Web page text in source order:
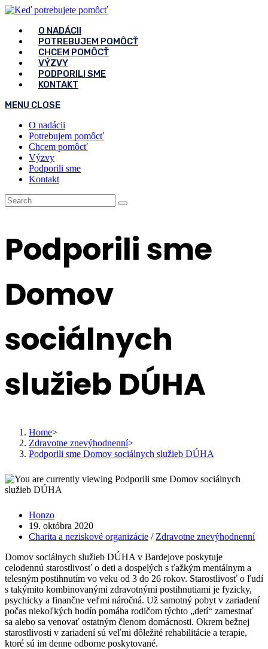
Skip
content
O NADÁCII
POTREBUJEM POMÔCŤ
CHCEM POMÔCŤ
VÝZVY
PODPORILI SME
KONTAKT
MENU CLOSE
O nadácii
Potrebujem pomôcť
Chcem pomôcť
Výzvy
Podporili sme
Kontakt
Podporili sme
Domov
sociálnych
služieb DÚHA
Home>
Zdravotne znevýhodnenní>
Podporili sme Domov sociálnych služieb DÚHA
Post
author:
Honzo
Post
published:
19. októbra 2020
Post
Charita a neziskové organizácie / Zdravotne znevýhodnenní
Domov sociálnych služieb DÚHA v Bardejove poskytuje
celodennú starostlivosť o deti a dospelých s ťažkým mentálnym a
telesným postihnutím vo veku od 3 do 26 rokov. Starostlivosť o ľudí
s takýmito kombinovanými zdravotnými postihnutiami je fyzicky,
psychicky a finančne veľmi náročná. Už samotný pobyt v zariadení
počas niekoľkých hodín pomáha rodičom týchto „detí“ zamestnať
sa alebo sa venovať ostatným členom domácnosti. Okrem bežnej
starostlivosti v zariadení sú veľmi dôležité rehabilitácie a terapie,
ktoré sú im denne odborne poskytované.